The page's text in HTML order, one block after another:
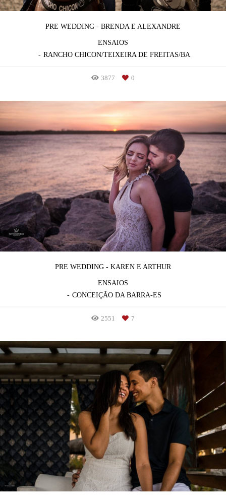
PRE WEDDING - BRENDA E ALEXANDRE
ENSAIOS
RANCHO CHICON/TEIXEIRA DE FREITAS/BA
3877 0
PRE WEDDING - KAREN E ARTHUR
ENSAIOS
CONCEIÇÃO DA BARRA-ES
2551 7